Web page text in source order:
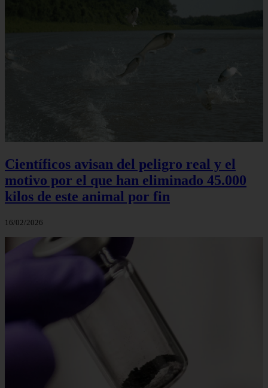
Científicos avisan del peligro real y el
motivo por el que han eliminado 45.000
kilos de este animal por fin
16/02/2026